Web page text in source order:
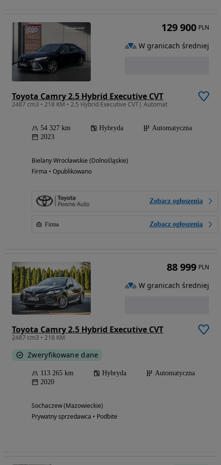
Toyota Camry 2.5 Hybrid Executive CVT
2487 cm3 • 218 KM • 2.5 Hybrid Executive CVT| Automat
54 327 km Hybryda
Automatyczna
2023
Bielany Wrocławskie (Dolnośląskie)
Firma • Opublikowano
Zobacz ogłoszenia
Firma Zobacz ogłoszenia
129 900 PLN
W granicach średniej
Toyota Camry 2.5 Hybrid Executive CVT
2487 cm3 • 218 KM
Zweryfikowane dane
113 265 km Hybryda
Automatyczna
2020
Sochaczew (Mazowieckie)
Prywatny sprzedawca • Podbite
88 999 PLN
W granicach średniej